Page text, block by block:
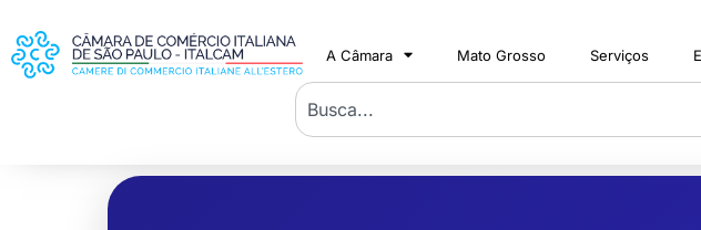
A Câmara Mato Grosso Serviços